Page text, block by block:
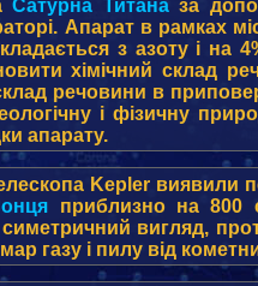
Сатурна Титаназа
Апарат в рамках
з азоту і на
хімічний склад
речовини в
і фізичну
апарату.
Kepler виявили
приблизно на 800
симетричний вигляд,
газу і пилу від